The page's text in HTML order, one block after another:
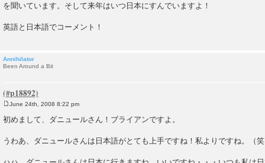
を聞いています。そして来年はいつ日本にすんでいますよ！
英語と日本語でコーメント！
Annihilator
Been Around a Bit
o
s
June 24th, 2008 8:22 pm
初めまして、ダニュールさん！ブライアンですよ。
うわあ、ダニュールさんは日本語がとても上手ですね！私よりですね。（